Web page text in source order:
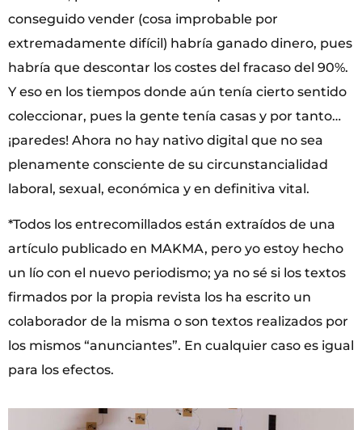
conseguido vender (cosa improbable por
extremadamente difícil) habría ganado dinero, pues
habría que descontar los costes del fracaso del 90%.
Y eso en los tiempos donde aún tenía cierto sentido
coleccionar, pues la gente tenía casas y por tanto…
¡paredes! Ahora no hay nativo digital que no sea
plenamente consciente de su circunstancialidad
laboral, sexual, económica y en definitiva vital.
*Todos los entrecomillados están extraídos de una
artículo publicado en MAKMA, pero yo estoy hecho
un lío con el nuevo periodismo; ya no sé si los textos
firmados por la propia revista los ha escrito un
colaborador de la misma o son textos realizados por
los mismos “anunciantes”. En cualquier caso es igual
para los efectos.